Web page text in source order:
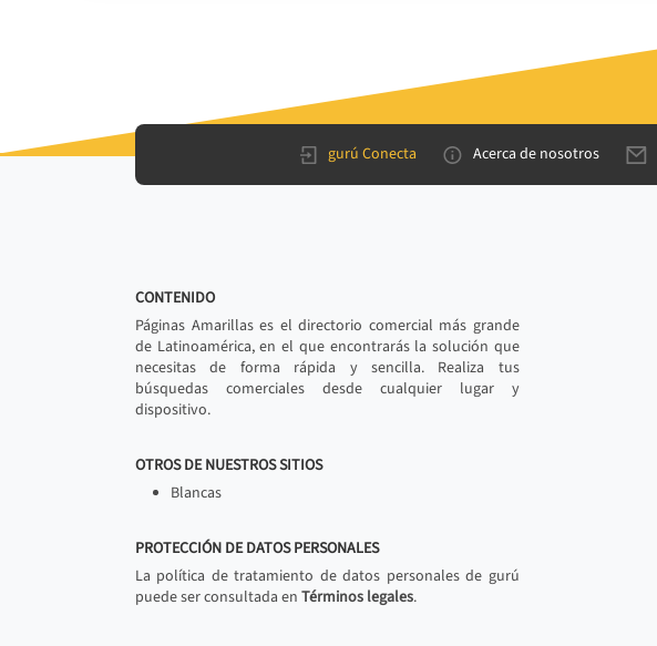
gurú Conecta Acerca de nosotros
CONTENIDO
Páginas Amarillas es el directorio comercial más grande
de Latinoamérica, en el que encontrarás la solución que
necesitas de forma rápida y sencilla. Realiza tus
búsquedas comerciales desde cualquier lugar y
dispositivo.
OTROS DE NUESTROS SITIOS
Blancas
PROTECCIÓN DE DATOS PERSONALES
La política de tratamiento de datos personales de gurú
puede ser consultada en Términos legales.